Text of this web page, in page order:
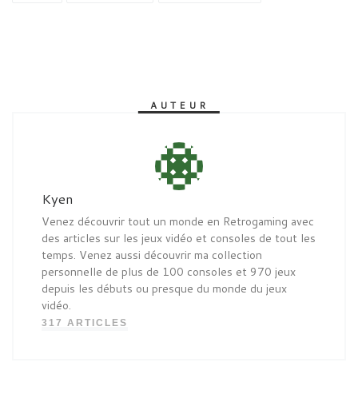
AUTEUR
Kyen
Venez découvrir tout un monde en Retrogaming avec
des articles sur les jeux vidéo et consoles de tout les
temps. Venez aussi découvrir ma collection
personnelle de plus de 100 consoles et 970 jeux
depuis les débuts ou presque du monde du jeux
vidéo.
317 ARTICLES